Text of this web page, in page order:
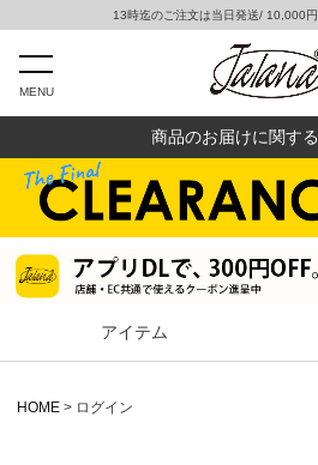
13時迄のご注文は当日発送/ 10,000
MENU
商品のお届けに関す
アイテム
HOME ログイン